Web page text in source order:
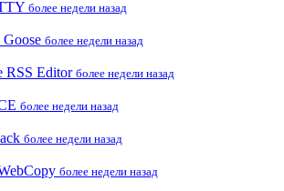
более недели назад
более недели назад
RSS Editor более недели назад
более недели назад
более недели назад
более недели назад